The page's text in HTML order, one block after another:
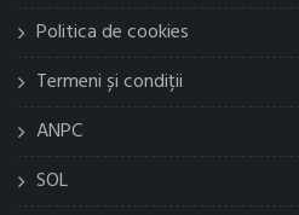
Politica de cookies
Termeni și condiții
ANPC
SOL